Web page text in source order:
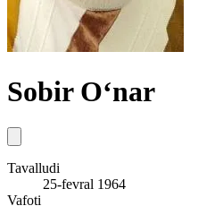
Sobir O‘nar
Tavalludi
25-fevral 1964
Vafoti